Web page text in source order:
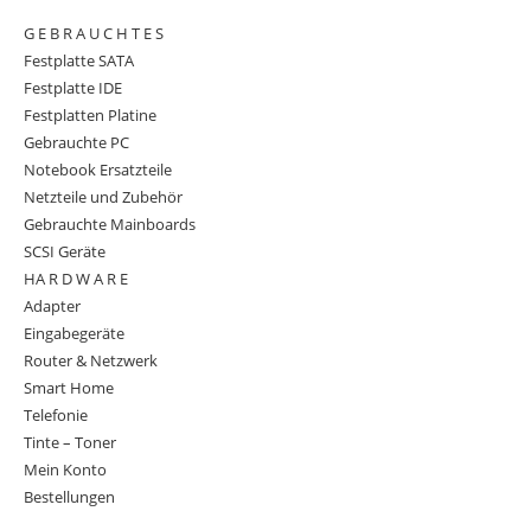
G E B R A U C H T E S
Festplatte SATA
Festplatte IDE
Festplatten Platine
Gebrauchte PC
Notebook Ersatzteile
Netzteile und Zubehör
Gebrauchte Mainboards
SCSI Geräte
HA R D W A R E
Adapter
Eingabegeräte
Router & Netzwerk
Smart Home
Telefonie
Tinte – Toner
Mein Konto
Bestellungen